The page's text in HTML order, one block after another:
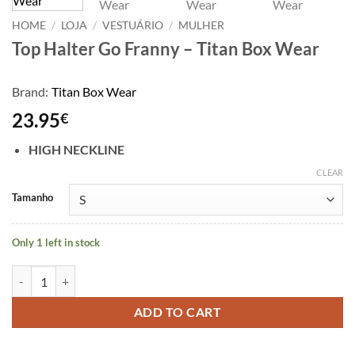
HOME / LOJA / VESTUÁRIO / MULHER
Top Halter Go Franny – Titan Box Wear
Brand: Titan Box Wear
23.95€
HIGH NECKLINE
Tamanho
CLEAR
Only 1 left in stock
ADD TO CART
Alternative: